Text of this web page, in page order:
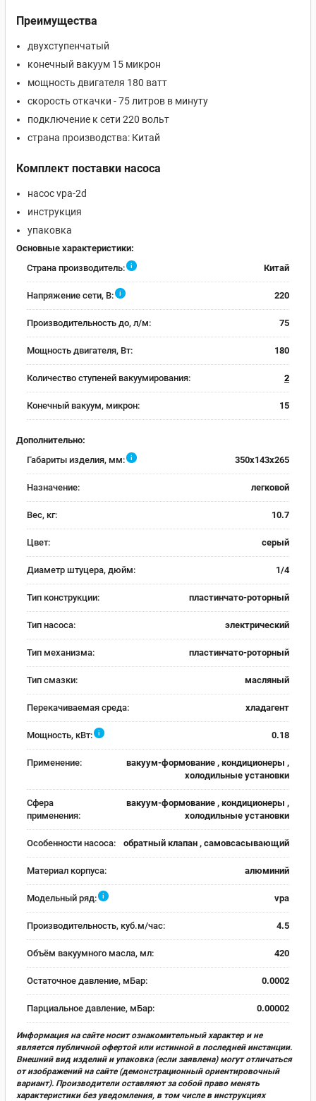
Преимущества
двухступенчатый
конечный вакуум 15 микрон
мощность двигателя 180 ватт
скорость откачки - 75 литров в минуту
подключение к сети 220 вольт
страна производства: Китай
Комплект поставки насоса
насос vpa-2d
инструкция
упаковка
Основные характеристики:
Страна производитель:
i Китай
Напряжение сети, В: i 220
Производительность до, л/м: 75
Мощность двигателя, Вт: 180
Количество ступеней вакуумирования: 2
Конечный вакуум, микрон: 15
Дополнительно:
Габариты изделия, мм:
i 350x143x265
Назначение: легковой
Вес, кг: 10.7
Цвет: серый
Диаметр штуцера, дюйм: 1/4
Тип конструкции: пластинчато-роторный
Тип насоса: электрический
Тип механизма: пластинчато-роторный
Тип смазки: масляный
Перекачиваемая среда: хладагент
Мощность, кВт: i 0.18
Применение:
вакуум-формование , кондиционеры ,
холодильные установки
Сфера
применения:
вакуум-формование , кондиционеры ,
холодильные установки
Особенности насоса: обратный клапан , самовсасывающий
Материал корпуса: алюминий
Модельный ряд: i vpa
Производительность, куб.м/час: 4.5
Объём вакуумного масла, мл: 420
Остаточное давление, мБар: 0.0002
Парциальное давление, мБар: 0.00002
Информация на сайте носит ознакомительный характер и не
является публичной офертой или истинной в последней инстанции.
Внешний вид изделий и упаковка (если заявлена) могут отличаться
от изображений на сайте (демонстрационный ориентировочный
вариант). Производители оставляют за собой право менять
характеристики без уведомления, в том числе в инструкциях